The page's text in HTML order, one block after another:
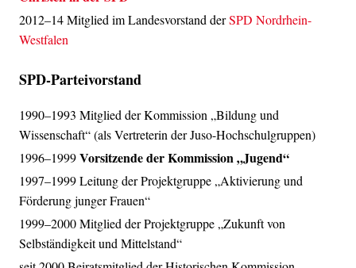
2012–14 Mitglied im Landesvorstand derSPD Nordrhein-
Westfalen
SPD-Parteivorstand
1990–1993 Mitglied der Kommission „Bildung und
Wissenschaft“ (als Vertreterin der Juso-Hochschulgruppen)
1996–1999Vorsitzende der Kommission „Jugend“
1997–1999 Leitung der Projektgruppe „Aktivierung und
Förderung junger Frauen“
1999–2000 Mitglied der Projektgruppe „Zukunft von
Selbständigkeit und Mittelstand“